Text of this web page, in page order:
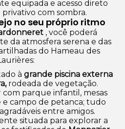
equipada e acesso direto
com sombra.
no seu próprio ritmo
, você poderá
da atmosfera serena e das
do Hameau des
à grande piscina externa
rodeada de vegetação.
parque infantil, mesas
campo de petanca; tudo
entre amigos.
situada para explorar a